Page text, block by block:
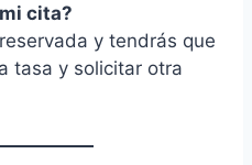
cita?
y tendrás que
tasa y solicitar otra